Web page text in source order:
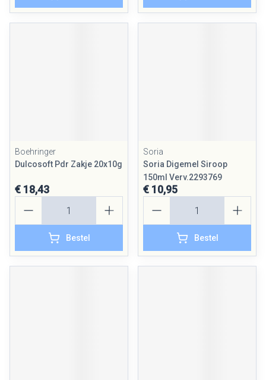
Boehringer
Dulcosoft Pdr Zakje 20x10g
€ 18,43
Bestel
Soria
Soria Digemel Siroop
150ml Verv.2293769
€ 10,95
Bestel